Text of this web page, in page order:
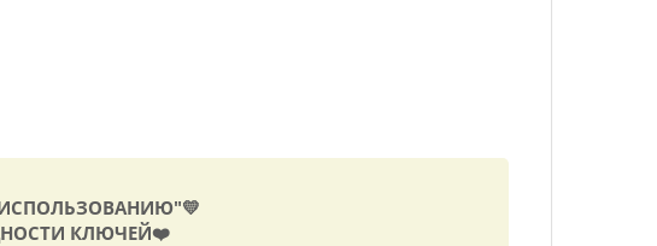
КЛЮЧЕЙ❤️